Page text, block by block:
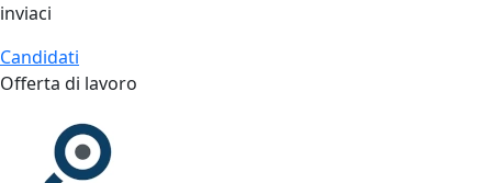
inviaci
Candidati
Offerta di lavoro